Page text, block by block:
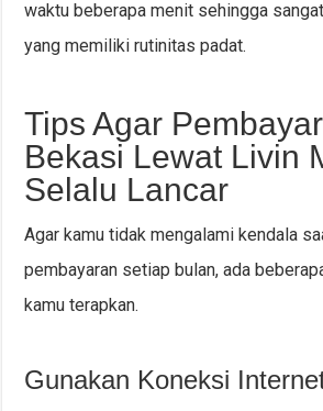
waktu beberapa menit sehingga
yang memiliki rutinitas padat.
Tips Agar
Bekasi Lewat Livin
Selalu Lancar
Agar kamu tidak mengalami kendala
pembayaran setiap bulan, ada
kamu terapkan.
Gunakan Koneksi